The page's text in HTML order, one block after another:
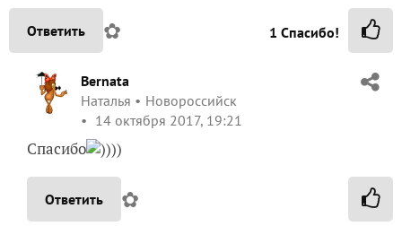
Ответить ✿ 1 Спасибо!
Bernata
Наталья
Новороссийск
14 октября 2017, 19:21
Спасибо ))))
Ответить ✿